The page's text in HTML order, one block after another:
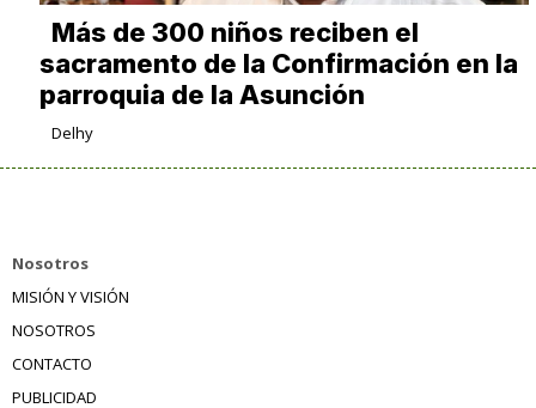
Más de 300 niños reciben el
sacramento de la Confirmación en la
parroquia de la Asunción
Delhy
Nosotros
MISIÓN Y VISIÓN
NOSOTROS
CONTACTO
PUBLICIDAD